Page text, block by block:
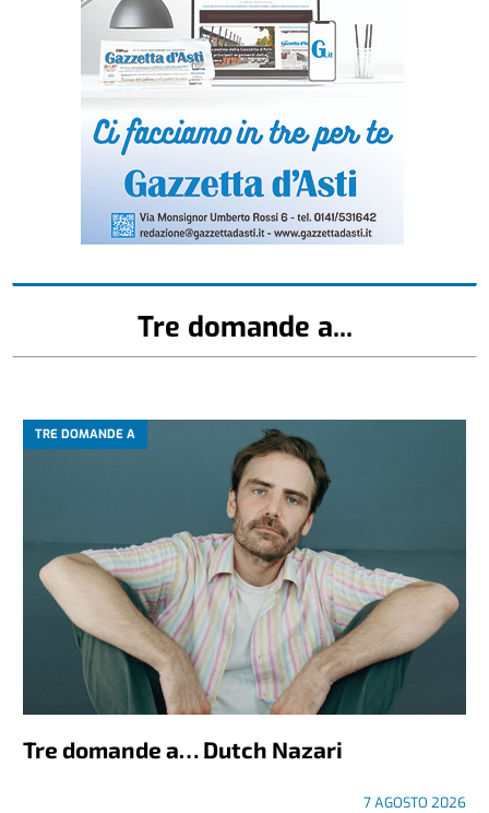
Tre domande a...
TRE DOMANDE A
Tre domande a… Dutch Nazari
7 AGOSTO 2026